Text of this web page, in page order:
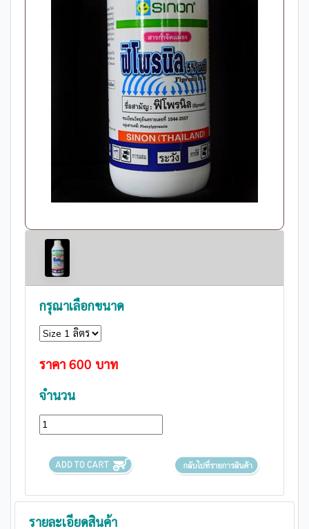
กรุณาเลือกขนาด
ราคา 600 บาท
จำนวน
รายละเอียดสินค้า